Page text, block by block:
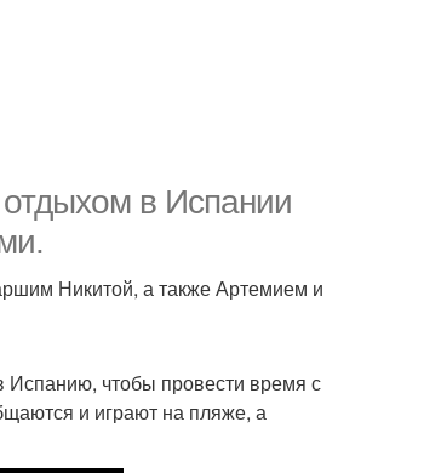
в Испании
Никитой, а также Артемием и
чтобы провести время с
и играют на пляже, а